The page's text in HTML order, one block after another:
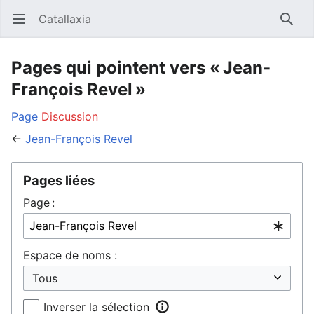
Ouvrir le menu principal Catallaxia
Pages qui pointent vers « Jean-
François Revel »
Page Discussion
← Jean-François Revel
Pages liées
Page :
Espace de noms :
Inverser la sélection